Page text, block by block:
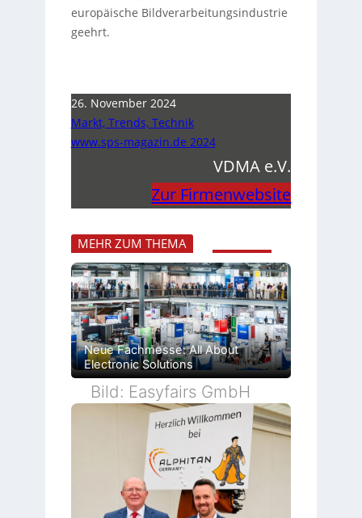
europäische Bildverarbeitungsindustrie
geehrt.
26. November 2024
Markt, Trends, Technik
www.sps-magazin.de 2024
VDMA e.V.
Zur Firmenwebsite
MEHR ZUM THEMA
Neue Fachmesse: All About
Electronic Solutions
Bild: Easyfairs GmbH